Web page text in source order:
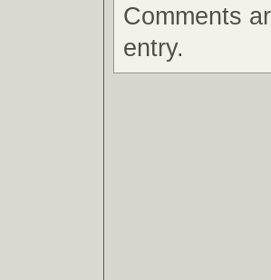
Comments
entry.